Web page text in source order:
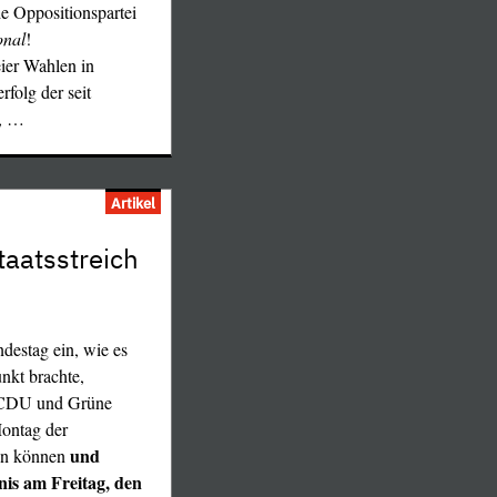
genauso für
„Gesamtheit
Oppositionspartei
!
Wahlen in
der seit
…
Artikel
ein, wie es
brachte,
und Grüne
der
könnenund
am Freitag, den